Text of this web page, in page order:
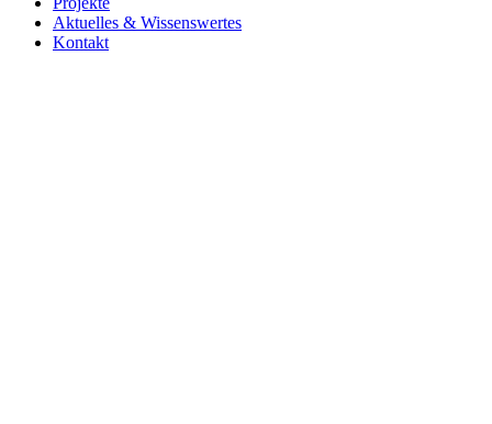
Aktuelles & Wissenswertes
Kontakt